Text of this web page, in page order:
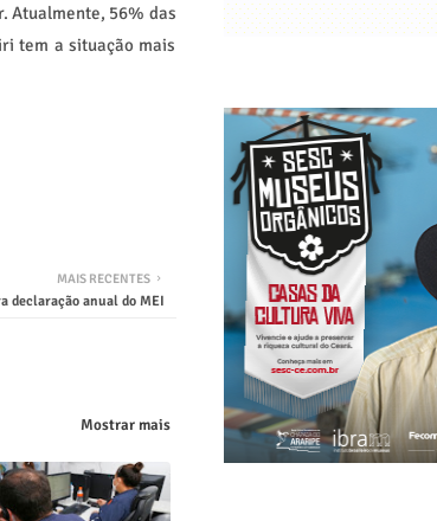
Atualmente, 56% das
tem a situação mais
MAIS RECENTES
declaração anual do MEI
Mostrar mais